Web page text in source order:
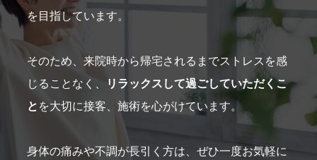
を目指しています。
そのため、来院時から帰宅されるまでストレスを感
じることなく、
リラックスして過ごしていただくこ
と を大切に接客、施術を心がけています。
身体の痛みや不調が長引く方は、ぜひ一度お気軽に